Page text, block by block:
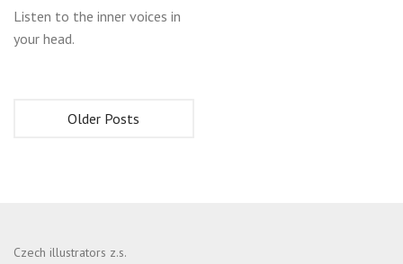
Listen to the inner voices in
your head.
Older Posts
Czech illustrators z.s.